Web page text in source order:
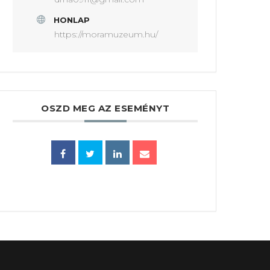
HONLAP
https://moramuzeum.hu/
OSZD MEG AZ ESEMÉNYT